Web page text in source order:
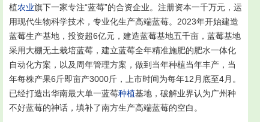
植农业旗下一家专注“蓝莓”的合资企业。注册资本一千万元，运
用现代生物科学技术，专业化生产高端蓝莓。2023年开始建造
蓝莓生产基地，投资超6亿元，建造蓝莓基地五千亩，蓝莓基地
采用大棚无土栽培蓝莓，建立蓝莓全年精准施肥的肥水一体化
自动化方案，以及周年管理方案，做到当年种植当年丰产，当
年每株产果6斤即亩产3000斤，上市时间为每年12月底至4月。
已经打造出华南最大单一蓝莓种植基地，破解业界认为广州种
不好蓝莓的神话，填补了南方生产高端蓝莓的空白。